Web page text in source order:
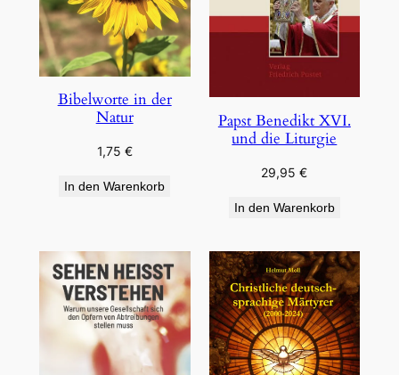
Bibelworte in der
Natur
1,75 €
In den Warenkorb
Papst Benedikt XVI.
und die Liturgie
29,95€
In den Warenkorb